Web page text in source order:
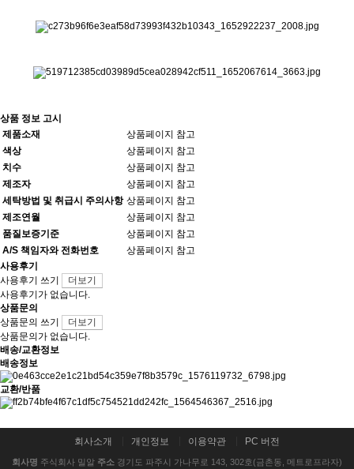
상품 정보 고시
제품소재
상품페이지 참고
색상
상품페이지 참고
치수
상품페이지 참고
제조자
상품페이지 참고
세탁방법 및 취급시 주의사항 상품페이지 참고
제조연월
상품페이지 참고
품질보증기준
상품페이지 참고
A/S 책임자와 전화번호
상품페이지 참고
사용후기
사용후기 쓰기
더보기
사용후기가 없습니다.
상품문의
상품문의 쓰기
더보기
상품문의가 없습니다.
배송/교환정보
배송정보
교환/반품
회사소개 개인정보 이용약관 PC 버전
회사명 주식회사 밀알 주소 경기도 파주시 가나무로 143, 302호(금촌동, 메트로프라자)